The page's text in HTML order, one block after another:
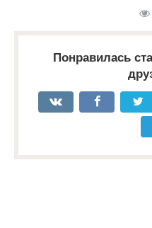
Понравилась